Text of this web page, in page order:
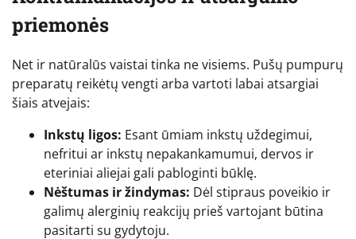
priemonės
Net ir natūralūs vaistai tinka ne visiems. Pušų pumpurų
preparatų reikėtų vengti arba vartoti labai atsargiai
šiais atvejais:
Inkstų ligos: Esant ūmiam inkstų uždegimui,
nefritui ar inkstų nepakankamumui, dervos ir
eteriniai aliejai gali pabloginti būklę.
Nėštumas ir žindymas: Dėl stipraus poveikio ir
galimų alerginių reakcijų prieš vartojant būtina
pasitarti su gydytoju.